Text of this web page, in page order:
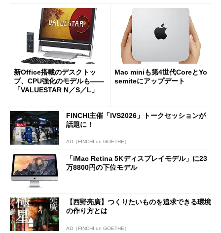
新Office搭載のデスクトッ
プ、CPU強化のモデルも――
「VALUESTAR N／S／L」
Mac miniも第4世代CoreとYo
semiteにアップデート
FINCHI主催「IVS2026」トークセッションが
話題に！
AD（FINCHI on GOETHE）
「iMac Retina 5Kディスプレイモデル」に23
万8800円の下位モデル
【西野亮廣】つくりたいものを追求できる環境
の作り方とは
AD（FINCHI on GOETHE）